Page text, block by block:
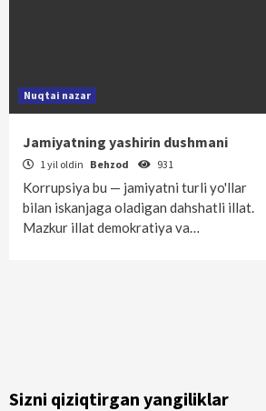
Nuqtai nazar
Jamiyatning yashirin dushmani
1 yil oldin Behzod 931
Korrupsiya bu — jamiyatni turli yo'llar
bilan iskanjaga oladigan dahshatli illat.
Mazkur illat demokratiya va…
Sizni qiziqtirgan yangiliklar